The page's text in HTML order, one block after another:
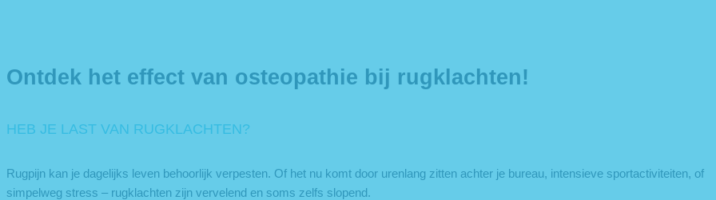
Ontdek het effect van osteopathie bij rugklachten!
HEB JE LAST VAN RUGKLACHTEN?
Rugpijn kan je dagelijks leven behoorlijk verpesten. Of het nu komt door urenlang zitten achter je bureau, intensieve sportactiviteiten, of
simpelweg stress – rugklachten zijn vervelend en soms zelfs slopend.